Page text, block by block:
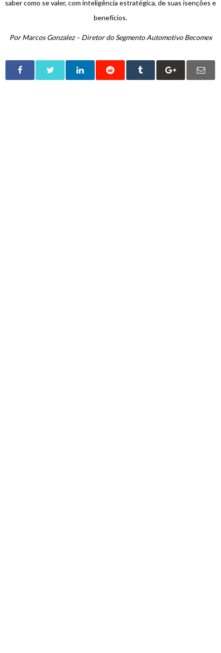
saber como se valer, com inteligência estratégica, de suas isenções e
benefícios.
Por Marcos Gonzalez – Diretor do Segmento Automotivo Becomex